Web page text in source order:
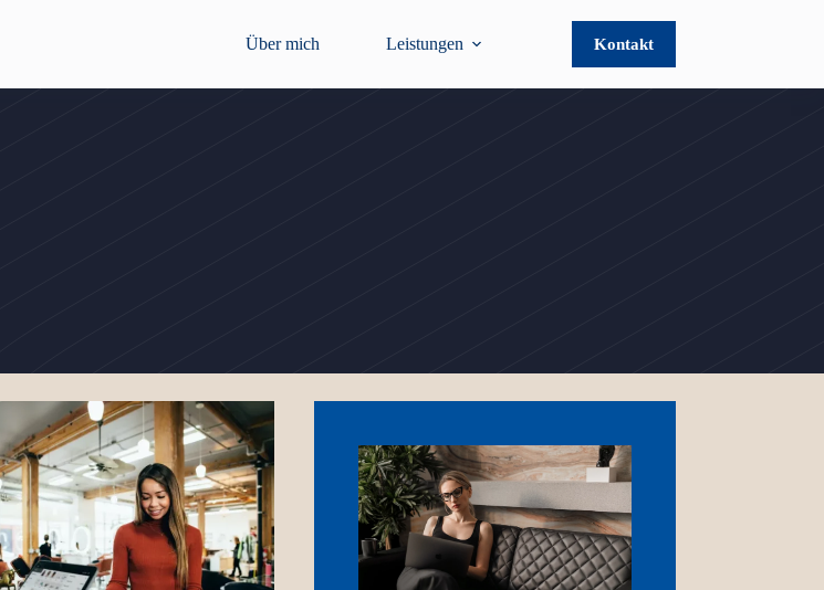
Über mich Leistungen Kontakt